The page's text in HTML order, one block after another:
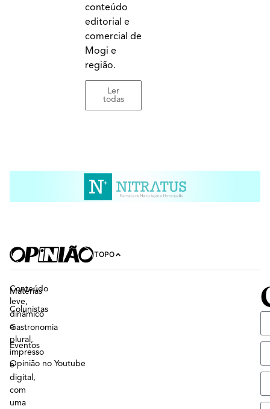
conteúdo
editorial e
comercial de
Mogi e
região.
Ler
todas
TOPO
Conteúdo
leve,
dinâmico
e
plural,
impresso
e
digital,
com
uma
Matérias
Colunistas
Gastronomia
Eventos
Opinião no Youtube